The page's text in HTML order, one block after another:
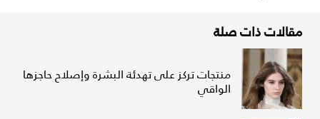
مقالات ذات صلة
منتجات تركز على تهدئة البشرة وإصلاح حاجزها
الواقي